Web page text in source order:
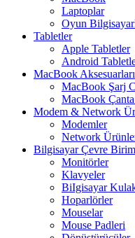
Laptoplar
Oyun
Tabletler
Apple Tabletler
Android
MacBook Aksesuarları
MacBook Şarj
MacBook Çanta
Modem & Network
Modemler
Network
Bilgisayar Çevre
Monitörler
Klavyeler
BiIgisayar
Hoparlörler
Mouselar
Mouse Padleri